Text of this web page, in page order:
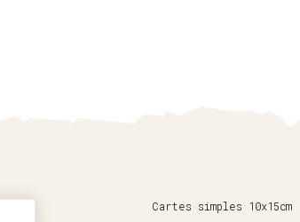
Cartes simples 10x15cm